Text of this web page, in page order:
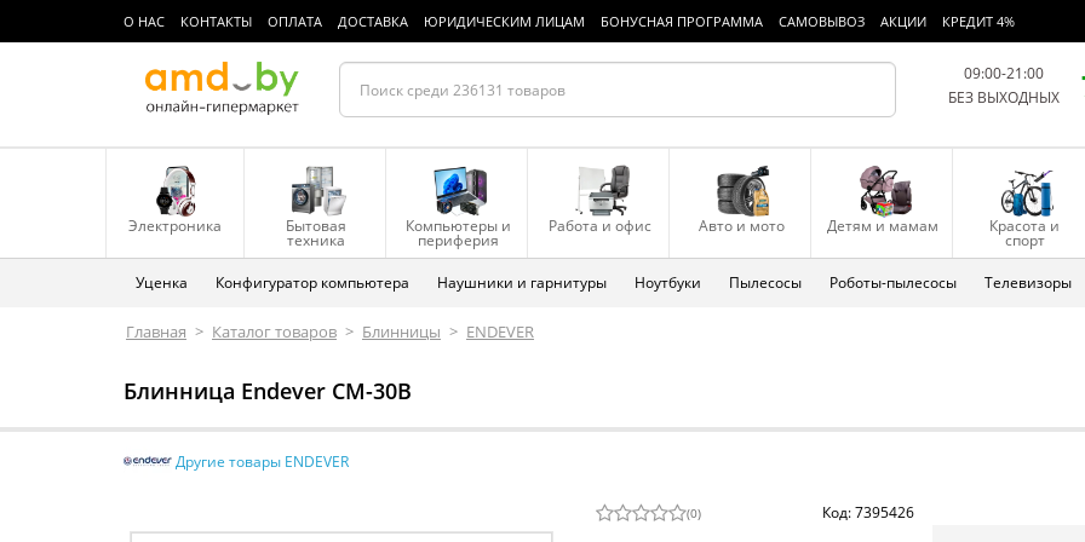
О НАС КОНТАКТЫ ОПЛАТА ДОСТАВКА ЮРИДИЧЕСКИМ ЛИЦАМ БОНУСНАЯ ПРОГРАММА САМОВЫВОЗ АКЦИИ КРЕДИТ 4%
09:00-21:00
БЕЗ ВЫХОДНЫХ
Электроника Бытовая
техника
Компьютеры и
периферия
Работа и офис Авто и мото Детям и мамам Красота и
спорт
Уценка Конфигуратор компьютера Наушники и гарнитуры Ноутбуки Пылесосы Роботы-пылесосы Телевизоры
Главная > Каталог товаров > Блинницы > ENDEVER
Блинница Endever CM-30B
Другие товары ENDEVER
(0) Код: 7395426